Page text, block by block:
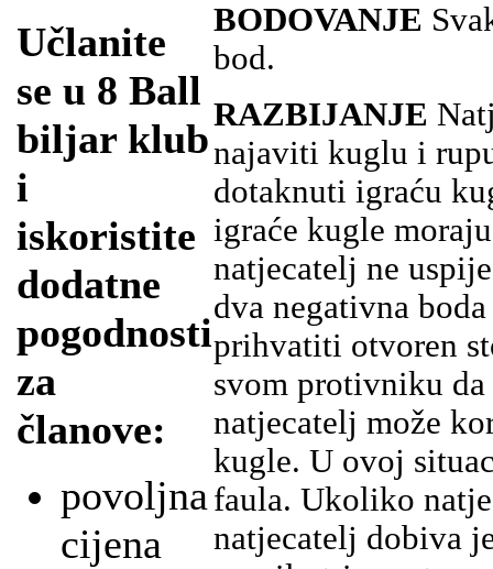
Učlanite
se u 8 Ball
biljar klub
i
iskoristite
dodatne
pogodnosti
za
članove:
povoljna
cijena
BODOVANJE
bod.
RAZBIJANJE
najaviti kuglu i
dotaknuti igraću
igraće kugle
natjecatelj ne
dva negativna
prihvatiti otvoren
svom protivniku
natjecatelj može
kugle. U ovoj
faula. Ukoliko
natjecatelj dobiva